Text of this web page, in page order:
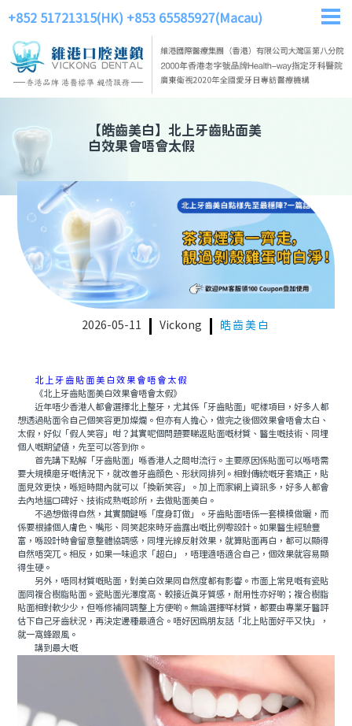
+852 51721315(HK) +853 65585927(Macau)
【皓齒美白】 北上牙齒貼面美
白效果會唔會太假
2026-05-11 Vickong 皓齒美白
北上牙齒貼面美白效果會唔會太假
《北上牙齒貼面美白效果會唔會太假》
近年唔少香港人都會選擇北上整牙，尤其係「牙齒貼面」呢樣項目，好多人都
想透過貼面令自己個笑容更加燦爛。但亦有人擔心，做完之後個效果會唔會太白、
太假，好似「假人笑容」咁？其實呢個問題要睇返貼面嘅材質、醫生嘅技術、同埋
個人嘅期望值，先至可以答到你。
首先講下點解「牙齒貼面」喺香港人之間咁流行。主要原因係貼面可以喺唔需
要大規模磨牙嘅情況下，就改善牙齒顔色、形狀同排列。相對傳統嘅牙套矯正，貼
面見效更快，喺短時間內就可以「換新笑容」。加上而家網上資訊多，好多人都會
去內地搵口碑好、技術成熟嘅診所，去做貼面美白。
不過想做得自然，其實關鍵喺「度身訂做」。牙齒貼面唔係一套模模做曬，而
係要根據個人膚色、嘴形、同笑起來時牙齒露出嘅比例嚟設計。如果醫生經驗豐
富，喺設計時會留意整體協調感，同埋光線反射效果，就算貼面再白，都可以顯得
自然唔突兀。相反，如果一味追求「超白」，唔理適唔適合自己，個效果就容易顯
得生硬。
另外，唔同材質嘅貼面，對美白效果同自然度都有影響。市面上常見嘅有瓷貼
面同複合樹脂貼面。瓷貼面光澤度高、較接近真牙質感，耐用性亦好啲；複合樹脂
貼面相對軟少少，但喺修補同調整上方便啲。無論選擇咩材質，都要由專業牙醫評
估下自己牙齒狀況，再決定邊種最適合。唔好因爲朋友話「北上貼面好平又快」，
就一窩蜂跟風。
講到最大嘅